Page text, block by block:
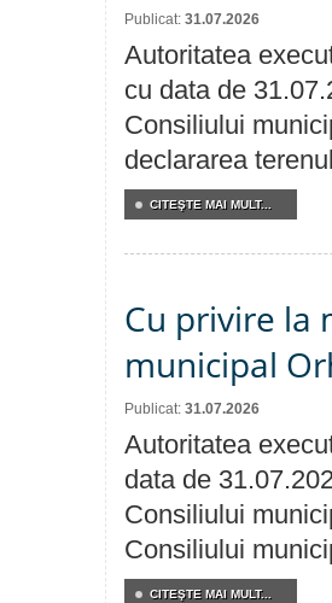
Publicat: 31.07.2026
Autoritatea
cu data de
Consiliului
declararea
CITEŞTE MAI MULT...
Cu privire la
municipal
Publicat: 31.07.2026
Autoritatea
data de
Consiliului
Consiliului
CITEŞTE MAI MULT...